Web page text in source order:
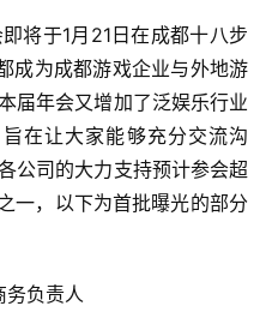
将于1月21日在成都十八步
成为成都游戏企业与外地游
届年会又增加了泛娱乐行业
在让大家能够充分交流沟
公司的大力支持预计参会超
一，以下为首批曝光的部分
负责人